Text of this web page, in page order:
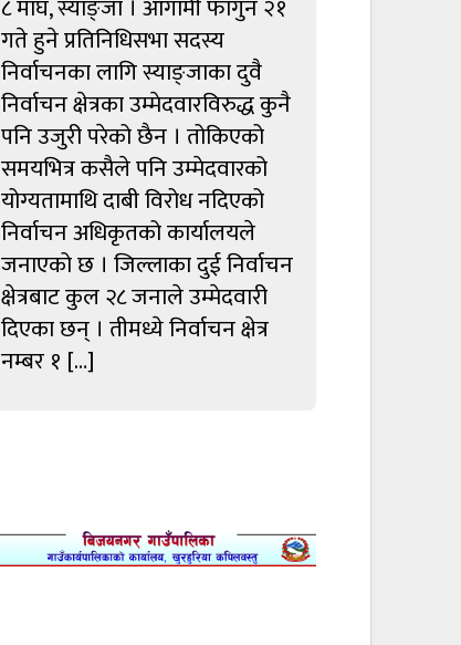
८ माघ, स्याङ्जा । आगामी फागुन २१
गते हुने प्रतिनिधिसभा सदस्य
निर्वाचनका लागि स्याङ्जाका दुवै
निर्वाचन क्षेत्रका उम्मेदवारविरुद्ध कुनै
पनि उजुरी परेको छैन । तोकिएको
समयभित्र कसैले पनि उम्मेदवारको
योग्यतामाथि दाबी विरोध नदिएको
निर्वाचन अधिकृतको कार्यालयले
जनाएको छ । जिल्लाका दुई निर्वाचन
क्षेत्रबाट कुल २८ जनाले उम्मेदवारी
दिएका छन् । तीमध्ये निर्वाचन क्षेत्र
नम्बर १ […]